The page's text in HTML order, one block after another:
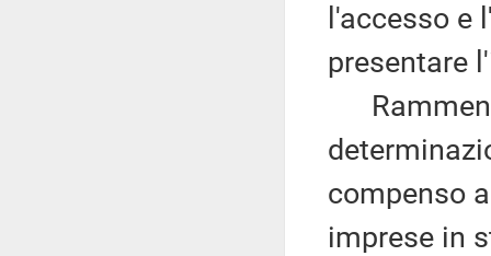
l'accesso
presentare
compenso
imprese in